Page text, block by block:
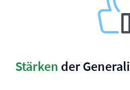
Stärken der Generali